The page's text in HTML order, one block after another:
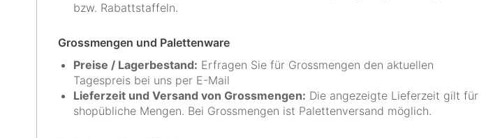
bzw. Rabattstaffeln.
Grossmengen und Palettenware
Preise / Lagerbestand: Erfragen Sie für Grossmengen den aktuellen
Tagespreis bei uns per E-Mail
Lieferzeit und Versand von Grossmengen: Die angezeigte Lieferzeit gilt für
shopübliche Mengen. Bei Grossmengen ist Palettenversand möglich.